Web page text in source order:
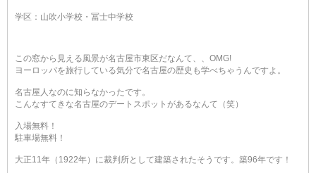
学区：山吹小学校・冨士中学校
この窓から見える風景が名古屋市東区だなんて、、OMG!
ヨーロッパを旅行している気分で名古屋の歴史も学べちゃうんですよ。
名古屋人なのに知らなかったです。
こんなすてきな名古屋のデートスポットがあるなんて（笑）
入場無料！
駐車場無料！
大正11年（1922年）に裁判所として建築されたそうです。築96年です！